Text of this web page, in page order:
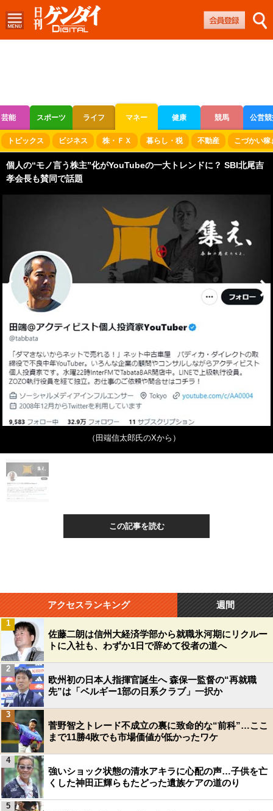
芸能 スポーツ ライフ マネー 健康 競馬 公営
ボートレース 競輪 オートレース
トピックス ビジネス 株・ＦＸ 暮らし・税 不動産 こづかい稼
個人の“モノ言う株主”化がYouTubeの一大トレンドに？ SBI北尾吉
孝会長も賛同で話題
（田端信太郎氏のXから）
この記事を読む
アクセスランキング 週間
佐藤二朗は信州大経済学部から就職氷河期にリクルー
トに入社も、わずか1日で辞めて役者の道へ
1
欧州初の日本人指揮官誕生へ 森保一監督の“再就職
先”は「ベルギー1部の日系クラブ」一択か
2
菅野智之トレード不成立の裏に致命的な“前科”…ここ
まで11勝4敗でも市場価値が低かったワケ
3
強いショック状態の清水アキラに心配の声…子供を亡
くした神田正輝らもたどった遺族ケアの道のり
4
5